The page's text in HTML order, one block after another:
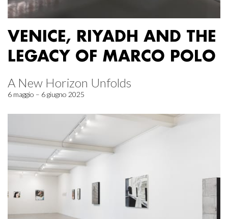
VENICE, RIYADH AND THE
LEGACY OF MARCO POLO
A New Horizon Unfolds
6 maggio – 6 giugno 2025